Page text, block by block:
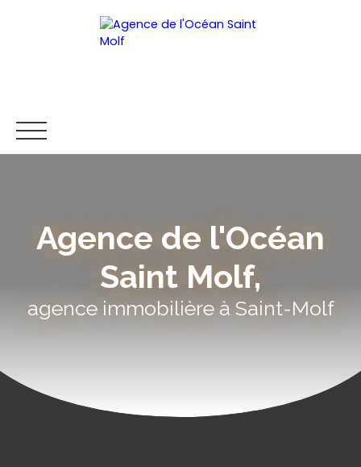
ACCUEIL ESTIMATION VENDRE
Être rappelé
Agence de l'Océan
Saint Molf,
agence immobilière à Saint-Molf